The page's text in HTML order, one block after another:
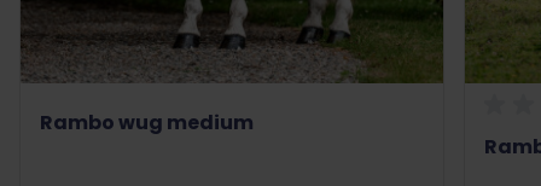
Rambo wug medium